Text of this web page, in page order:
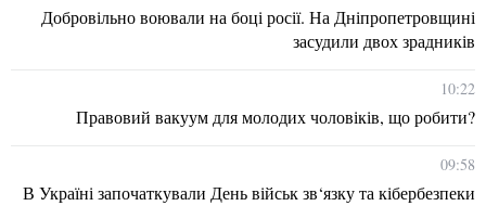
Добровільно воювали на боці росії. На Дніпропетровщині
засудили двох зрадників
10:22
Правовий вакуум для молодих чоловіків, що робити?
09:58
В Україні започаткували День військ зв‘язку та кібербезпеки